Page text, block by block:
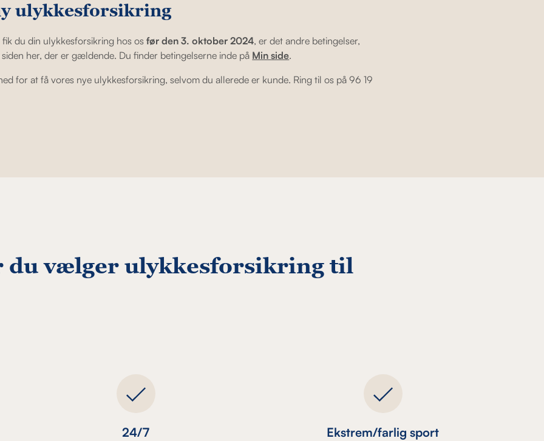
ulykkesforsikring
du din ulykkesforsikring hos osfør den 3. oktober 2024, er det andre betingelser,
her, der er gældende. Du finder betingelserne inde på Min side.
for at få vores nye ulykkesforsikring, selvom du allerede er kunde. Ring til os på 96 19
du vælger ulykkesforsikring til
24/7 Ekstrem/farlig sport